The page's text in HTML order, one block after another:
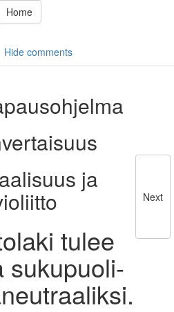
Home
Hide comments
ja
tulee
sukupuoli-
Next